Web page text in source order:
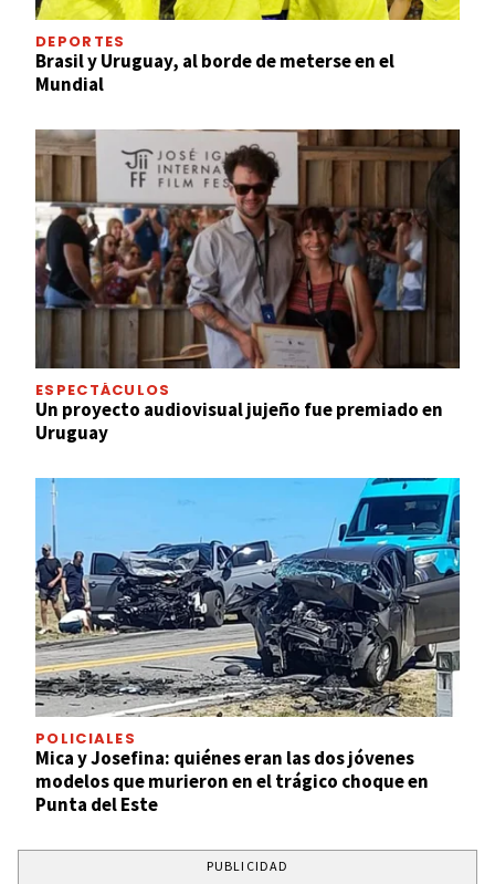
DEPORTES
Brasil y Uruguay, al borde de meterse en el
Mundial
ESPECTÁCULOS
Un proyecto audiovisual jujeño fue premiado en
Uruguay
POLICIALES
Mica y Josefina: quiénes eran las dos jóvenes
modelos que murieron en el trágico choque en
Punta del Este
PUBLICIDAD